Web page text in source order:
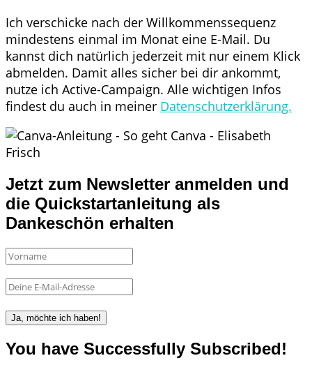
Ich verschicke nach der Willkommenssequenz
mindestens einmal im Monat eine E-Mail. Du
kannst dich natürlich jederzeit mit nur einem Klick
abmelden. Damit alles sicher bei dir ankommt,
nutze ich Active-Campaign. Alle wichtigen Infos
findest du auch in meiner Datenschutzerklärung.
Jetzt zum Newsletter anmelden und
die Quickstartanleitung als
Dankeschön erhalten
Ja, möchte ich haben!
You have Successfully Subscribed!